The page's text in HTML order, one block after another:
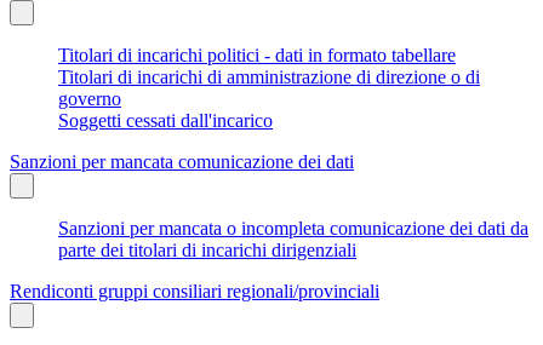
Titolari di incarichi politici - dati in formato tabellare
Titolari di incarichi di amministrazione di direzione o di
governo
Soggetti cessati dall'incarico
Sanzioni per mancata comunicazione dei dati
Sanzioni per mancata o incompleta comunicazione dei dati da
parte dei titolari di incarichi dirigenziali
Rendiconti gruppi consiliari regionali/provinciali